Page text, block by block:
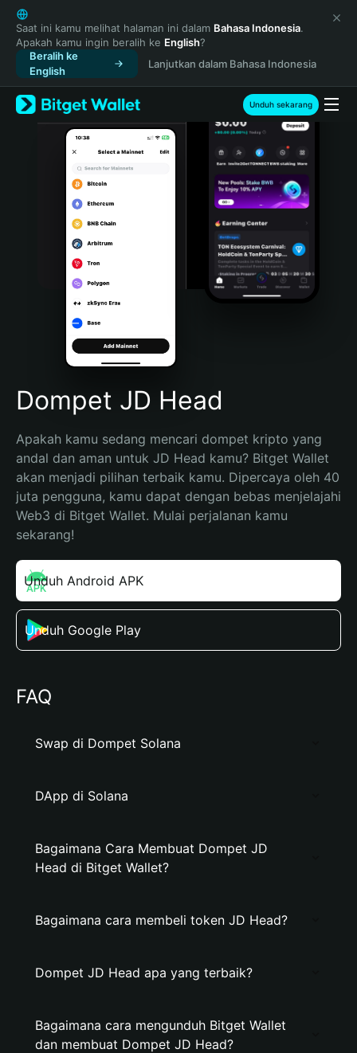
English
日本語
Tiếng Việt
Русский
Español (Latinoamérica)
Türkçe
Italiano
Português (Portugal)
Bahasa Indonesia
Português (Brasil)
Español (Argentina)
Saat ini kamu melihat halaman ini dalam Bahasa Indonesia.
Apakah kamu ingin beralih ke English?
Beralih ke
English
Lanjutkan dalam Bahasa Indonesia
Unduh sekarang
Dompet JD Head
Apakah kamu sedang mencari dompet kripto yang
andal dan aman untuk JD Head kamu? Bitget Wallet
akan menjadi pilihan terbaik kamu. Dipercaya oleh 40
juta pengguna, kamu dapat dengan bebas menjelajahi
Web3 di Bitget Wallet. Mulai perjalanan kamu
sekarang!
Unduh Android APK
Unduh Google Play
FAQ
Swap di Dompet Solana
DApp di Solana
Bagaimana Cara Membuat Dompet JD
Head di Bitget Wallet?
Bagaimana cara membeli token JD Head?
Dompet JD Head apa yang terbaik?
Bagaimana cara mengunduh Bitget Wallet
dan membuat Dompet JD Head?